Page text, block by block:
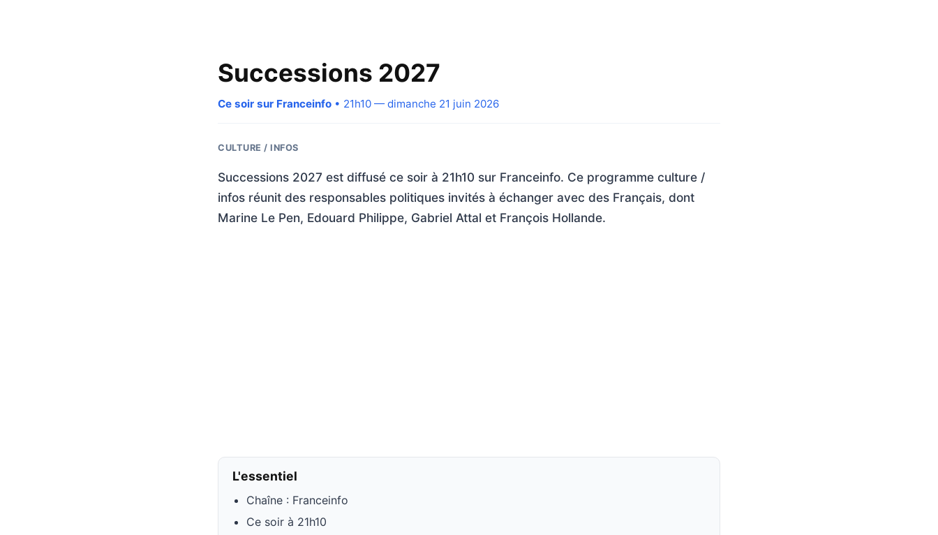
Successions 2027
Ce soir sur Franceinfo • 21h10 — dimanche 21 juin 2026
CULTURE / INFOS
Successions 2027 est diffusé ce soir à 21h10 sur Franceinfo. Ce programme culture /
infos réunit des responsables politiques invités à échanger avec des Français, dont
Marine Le Pen, Edouard Philippe, Gabriel Attal et François Hollande.
L'essentiel
Chaîne : Franceinfo
Ce soir à 21h10